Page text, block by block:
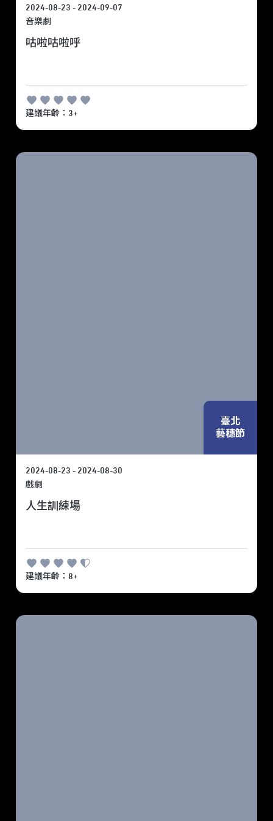
2024-08-23 - 2024-09-07
音樂劇
咕啦咕啦呼
建議年齡：3+
臺北
藝穗節
2024-08-23 - 2024-08-30
戲劇
人生訓練場
建議年齡：8+